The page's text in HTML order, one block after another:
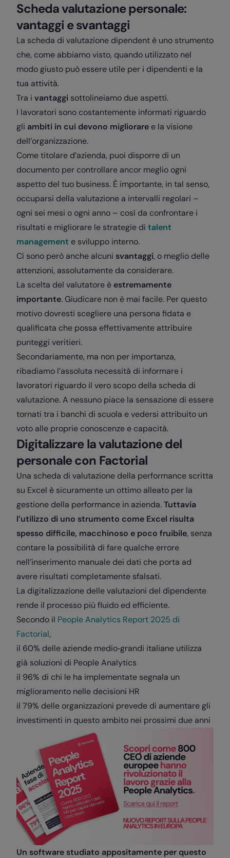
Scheda valutazione personale:
vantaggi e svantaggi
La scheda di valutazione dipendent è uno strumento
che, come abbiamo visto, quando utilizzato nel
modo giusto può essere utile per i dipendenti e la
tua attività.
Tra i vantaggi sottolineiamo due aspetti.
I lavoratori sono costantemente informati riguardo
gli ambiti in cui devono migliorare e la visione
dell’organizzazione.
Come titolare d’azienda, puoi disporre di un
documento per controllare ancor meglio ogni
aspetto del tuo business. È importante, in tal senso,
occuparsi della valutazione a intervalli regolari –
ogni sei mesi o ogni anno – così da confrontare i
risultati e migliorare le strategie di talent
management e sviluppo interno.
Ci sono però anche alcuni svantaggi, o meglio delle
attenzioni, assolutamente da considerare.
La scelta del valutatore è estremamente
importante. Giudicare non è mai facile. Per questo
motivo dovresti scegliere una persona fidata e
qualificata che possa effettivamente attribuire
punteggi veritieri.
Secondariamente, ma non per importanza,
ribadiamo l’assoluta necessità di informare i
lavoratori riguardo il vero scopo della scheda di
valutazione. A nessuno piace la sensazione di essere
tornati tra i banchi di scuola e vedersi attribuito un
voto alle proprie conoscenze e capacità.
Digitalizzare la valutazione del
personale con Factorial
Una scheda di valutazione della performance scritta
su Excel è sicuramente un ottimo alleato per la
gestione della performance in azienda.Tuttavia
l’utilizzo di uno strumento come Excel risulta
spesso difficile, macchinoso e poco fruibile, senza
contare la possibilità di fare qualche errore
nell’inserimento manuale dei dati che porta ad
avere risultati completamente sfalsati.
La digitalizzazione delle valutazioni del dipendente
rende il processo più fluido ed efficiente.
Secondo il People Analytics Report 2025 di
Factorial,
il 60% delle aziende medio‑grandi italiane utilizza
già soluzioni di People Analytics
il 96% di chi le ha implementate segnala un
miglioramento nelle decisioni HR
il 79% delle organizzazioni prevede di aumentare gli
investimenti in questo ambito nei prossimi due anni
Un software studiato appositamente per questo